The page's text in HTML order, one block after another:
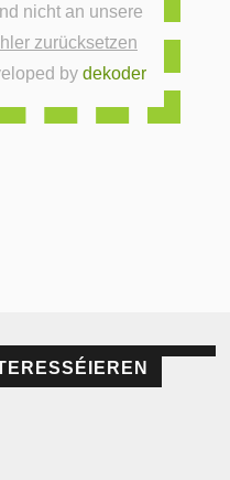
nicht an unsere
zurücksetzen
bydekoder